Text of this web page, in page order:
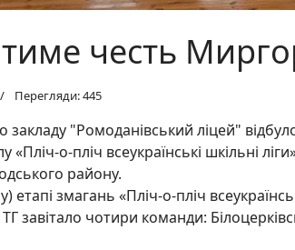
честь
Перегляди: 445
закладу "Ромоданівський ліцей"
о-пліч всеукраїнські шкільні
району.
етапі змагань «Пліч-о-пліч
завітало чотири команди: